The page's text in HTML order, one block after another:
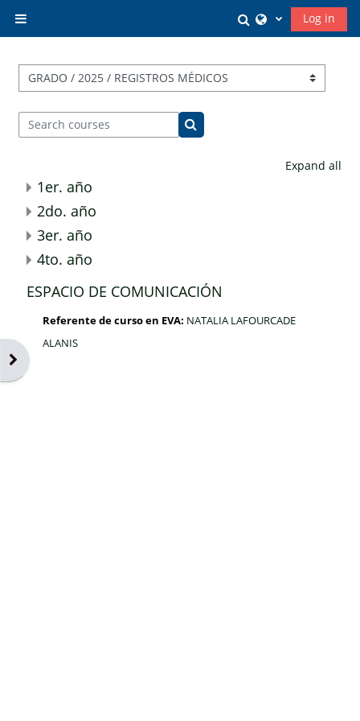
Toggle search
Log in
Open block drawer
Course categories
Search courses
Search courses
Expand all
1er. año
2do. año
3er. año
4to. año
ESPACIO DE COMUNICACIÓN
Referente de curso en EVA: NATALIA LAFOURCADE
ALANIS